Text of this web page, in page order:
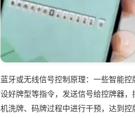
蓝牙或无线信号控制原理：一些智能
设好牌型等指令，发送信号给控牌器
机洗牌、码牌过程中进行干预，达到控